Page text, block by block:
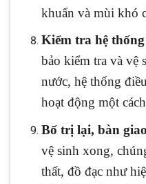
khuẩn và mùi khó
Kiểm tra hệ
bảo kiểm tra và vệ
nước, hệ thống
hoạt động một
Bố trị lại, bàn
vệ sinh xong,
thất, đồ đạc như